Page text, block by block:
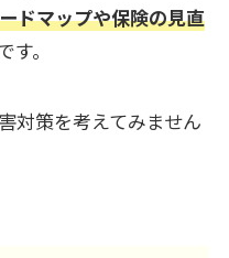
ドマップや保険の見直
す。
対策を考えてみません